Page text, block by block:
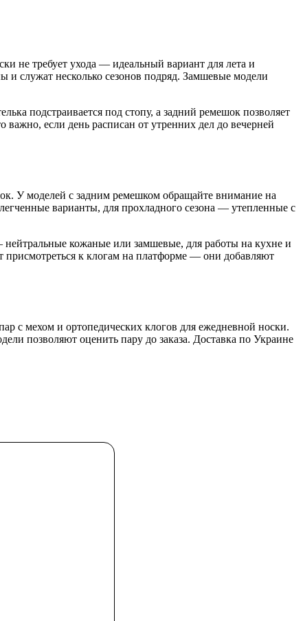
не требует ухода — идеальный вариант для лета и
служат несколько сезонов подряд. Замшевые модели
подстраивается под стопу, а задний ремешок позволяет
если день расписан от утренних дел до вечерней
У моделей с задним ремешком обращайте внимание на
варианты, для прохладного сезона — утепленные с
кожаные или замшевые, для работы на кухне и
к клогам на платформе — они добавляют
с мехом и ортопедических клогов для ежедневной носки.
позволяют оценить пару до заказа. Доставка по Украине